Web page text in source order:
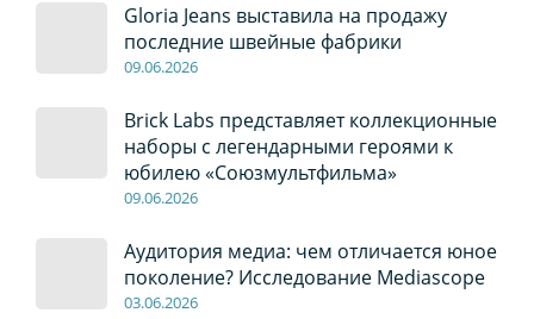
Gloria Jeans выставила на продажу
последние швейные фабрики
09.06.2026
Brick Labs представляет коллекционные
наборы с легендарными героями к
юбилею «Союзмультфильма»
09.06.2026
Аудитория медиа: чем отличается юное
поколение? Исследование Mediascope
03.06.2026